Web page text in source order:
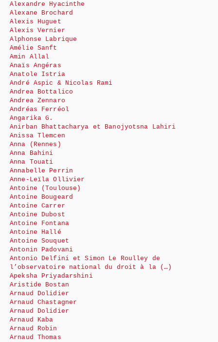
Alexandre Hyacinthe
Alexane Brochard
Alexis Huguet
Alexis Vernier
Alphonse Labrique
Amélie Sanft
Amin Allal
Anaïs Angéras
Anatole Istria
André Aspic & Nicolas Rami
Andrea Bottalico
Andrea Zennaro
Andréas Ferréol
Angarika G.
Anirban Bhattacharya et Banojyotsna Lahiri
Anissa Tlemcen
Anna (Rennes)
Anna Bahini
Anna Touati
Annabelle Perrin
Anne-Leïla Ollivier
Antoine (Toulouse)
Antoine Bougeard
Antoine Carrer
Antoine Dubost
Antoine Fontana
Antoine Hallé
Antoine Souquet
Antonin Padovani
Antonio Delfini et Simon Le Roulley de
l’observatoire national du droit à la (…)
Apeksha Priyadarshini
Aristide Bostan
Arnaud Dolidier
Arnaud Chastagner
Arnaud Dolidier
Arnaud Kaba
Arnaud Robin
Arnaud Thomas